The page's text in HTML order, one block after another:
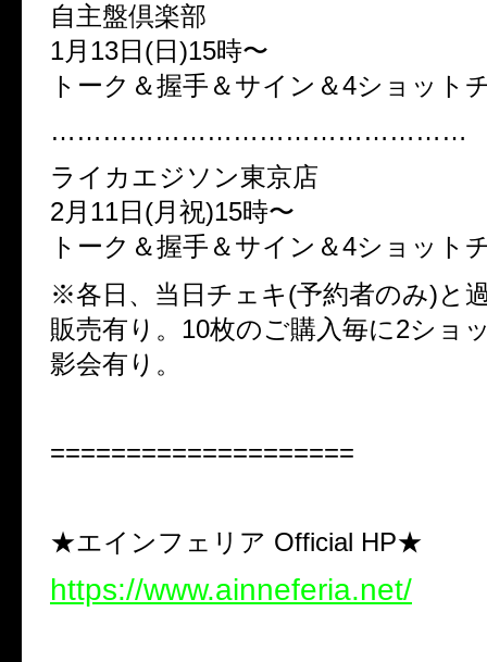
自主盤倶楽部
1月13日(日)15時〜
トーク＆握手＆サイン＆4ショット
…………………………………………
ライカエジソン東京店
2月11日(月祝)15時〜
トーク＆握手＆サイン＆4ショット
※各日、当日チェキ(予約者のみ)と
販売有り。10枚のご購入毎に2ショ
影会有り。
====================
★エインフェリア Official HP★
https://www.ainneferia.net/